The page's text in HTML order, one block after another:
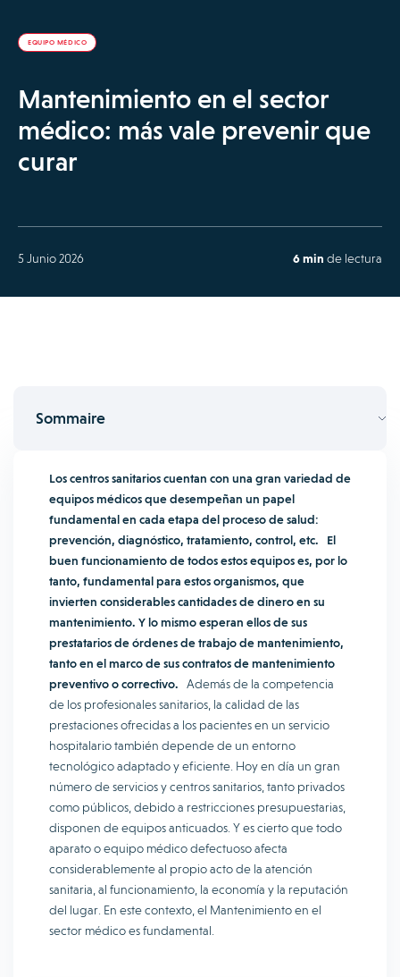
EQUIPO MÉDICO
Mantenimiento en el sector
médico: más vale prevenir que
curar
5 Junio 2026 6 min de lectura
Sommaire
Los centros sanitarios cuentan con una gran variedad de
equipos médicos que desempeñan un papel
fundamental en cada etapa del proceso de salud:
prevención, diagnóstico, tratamiento, control, etc.
El
buen funcionamiento de todos estos equipos es, por lo
tanto, fundamental para estos organismos, que
invierten considerables cantidades de dinero en su
mantenimiento. Y lo mismo esperan ellos de sus
prestatarios de órdenes de trabajo de mantenimiento,
tanto en el marco de sus contratos de mantenimiento
preventivo o correctivo. Además de la competencia
de los profesionales sanitarios, la calidad de las
prestaciones ofrecidas a los pacientes en un servicio
hospitalario también depende de un entorno
tecnológico adaptado y eficiente. Hoy en día un gran
número de servicios y centros sanitarios, tanto privados
como públicos, debido a restricciones presupuestarias,
disponen de equipos anticuados. Y es cierto que todo
aparato o equipo médico defectuoso afecta
considerablemente al propio acto de la atención
sanitaria, al funcionamiento, la economía y la reputación
del lugar. En este contexto, el Mantenimiento en el
sector médico es fundamental.